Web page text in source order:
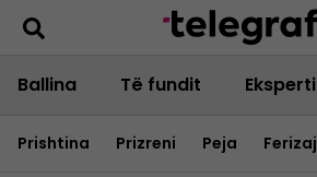
Ballina Të fundit Eksperti
Prishtina Prizreni Peja Ferizaj